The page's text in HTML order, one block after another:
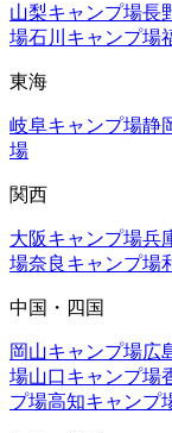
山梨キャンプ場長
場石川 キャンプ場
東海
岐阜キャンプ場静
場
関西
大阪キャンプ場兵
場奈良 キャンプ場
中国・四国
岡山キャンプ場広
場山口キャンプ場
プ場高知キャンプ